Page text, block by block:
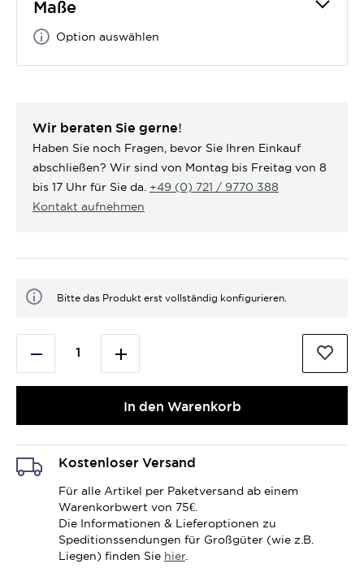
Maße
Option auswählen
Wir beraten Sie gerne!
Haben Sie noch Fragen, bevor Sie Ihren Einkauf
abschließen? Wir sind von Montag bis Freitag von 8
bis 17 Uhr für Sie da. +49 (0) 721 / 9770 388
Kontakt aufnehmen
Bitte das Produkt erst vollständig konfigurieren.
In den Warenkorb
Kostenloser Versand
Für alle Artikel per Paketversand ab einem
Warenkorbwert von 75€.
Die Informationen & Lieferoptionen zu
Speditionssendungen für Großgüter (wie z.B.
Liegen) finden Sie hier.